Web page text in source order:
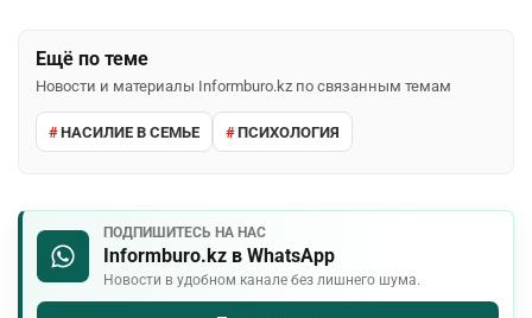
Ещё по теме
Новости и материалы Informburo.kz по связанным темам
НАСИЛИЕ В СЕМЬЕ ПСИХОЛОГИЯ
ПОДПИШИТЕСЬ НА НАС
Informburo.kz в WhatsApp
Новости в удобном канале без лишнего шума.